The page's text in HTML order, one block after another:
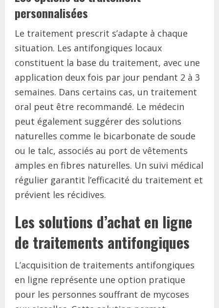
personnalisées
Le traitement prescrit s’adapte à chaque
situation. Les antifongiques locaux
constituent la base du traitement, avec une
application deux fois par jour pendant 2 à 3
semaines. Dans certains cas, un traitement
oral peut être recommandé. Le médecin
peut également suggérer des solutions
naturelles comme le bicarbonate de soude
ou le talc, associés au port de vêtements
amples en fibres naturelles. Un suivi médical
régulier garantit l’efficacité du traitement et
prévient les récidives.
Les solutions d’achat en ligne
de traitements antifongiques
L’acquisition de traitements antifongiques
en ligne représente une option pratique
pour les personnes souffrant de mycoses